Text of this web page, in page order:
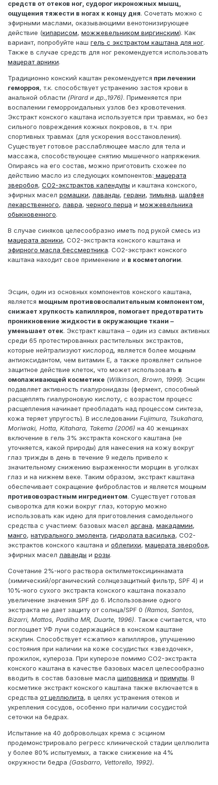
средств от отеков ног, судорог икроножных мышц,
ощущения тяжести в ногах к концу дня. Сочетать можно с
эфирными маслами, оказывающими венотонизирующее
действие (кипарисом, можжевельником виргинским). Как
вариант, попробуйте наш гель с экстрактом каштана для ног.
Также в случае средств для ног рекомендуется использовать
мацерат арники.
Традиционно конский каштан рекомендуется при лечении
геморроя, т.к. способствует устранению застоя крови в
анальной области (Pirard и др.,1976). Применяется при
воспалении геморроидальных узлов без кровотечения.
Экстракт конского каштана используется при травмах, но без
сильного повреждения кожных покровов, в т.ч. при
спортивных травмах (для ускорения восстановления).
Существует готовое расслабляющее масло для тела и
массажа, способствующее снятию мышечного напряжения.
Опираясь на его состав, можно приготовить схожее по
действию масло из следующих компонентов: мацерата
зверобоя, СО2-экстрактов календулы и каштана конского,
эфирных масел ромашки, лаванды, герани, тимьяна, шалфея
лекарственного, лавра, черного перца и можжевельника
обыкновенного.
В случае синяков целесообразно иметь под рукой смесь из
мацерата арники, СО2-экстракта конского каштана и
эфирного масла бессмертника. СО2-экстракт конского
каштана находит свое применение и в косметологии.
Эсцин, один из основных компонентов конского каштана,
является мощным противовоспалительным компонентом,
снижает хрупкость капилляров, помогает предотвратить
проникновение жидкости в окружающие ткани –
уменьшает отек. Экстракт каштана – один из самых активных
среди 65 протестированных растительных экстрактов,
которые нейтрализуют кислород, является более мощным
антиоксидантом, чем витамин Е, а также проявляет сильное
защитное действие клеток, что может использовать в
омолаживающей косметике (Wilkinson, Brown, 1999). Эсцин
подавляет активность гиалуронидазы (фермент, способный
расщеплять гиалуроновую кислоту, с возрастом процесс
расщепления начинает преобладать над процессом синтеза,
кожа теряет упругость). В исследовании Fujimura, Tsukahara,
Moriwaki, Hotta, Kitahara, Takema (2006) на 40 женщинах
включение в гель 3% экстракта конского каштана (не
уточняется, какой природы) для нанесения на кожу вокруг
глаз трижды в день в течение 9 недель привело к
значительному снижению выраженности морщин в уголках
глаз и на нижнем веке. Таким образом, экстракт каштана
обеспечивает сокращение фибробластов и является мощным
противовозрастным ингредиентом. Существует готовая
сыворотка для кожи вокруг глаз, которую можно
использовать как идею для приготовления самодельного
средства с участием: базовых масел аргана, макадамии,
манго, натурального эмолента, гидролата василька, СО2-
экстрактов конского каштана и облепихи, мацерата зверобоя,
эфирных масел лаванды и розы.
Сочетание 2%-ного раствора октилметоксициннамата
(химический/органический солнцезащитный фильтр, SPF 4) и
10%-ного сухого экстракта конского каштана показало
увеличение значения SPF до 6. Использование одного
экстракта не дает защиту от солнца/SPF 0 (Ramos, Santos,
Bizarri, Mattos, Padilha MR, Duarte, 1996). Также считается, что
поглощает УФ лучи содержащийся в конском каштане
эскулин. Способствует «сжатию» капилляров, улучшению
состояния при наличии на коже сосудистых «звездочек»,
прожилок, купероза. При куперозе помимо СО2-экстракта
конского каштана в качестве базовых масел целесообразно
вводить в состав базовые масла шиповника и примулы. В
косметике экстракт конского каштана также включается в
средства от целлюлита, в целях устранения отеков и
укрепления сосудов, особенно при наличии сосудистой
сеточки на бедрах.
Испытание на 40 добровольцах крема с эсцином
продемонстрировало регресс клинической стадии целлюлита
у более 80% испытуемых, а также снижение на 4%
окружности бедра (Gasbarro, Vettorello, 1992).